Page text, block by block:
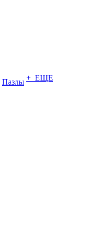
Пазлы + ЕЩЕ